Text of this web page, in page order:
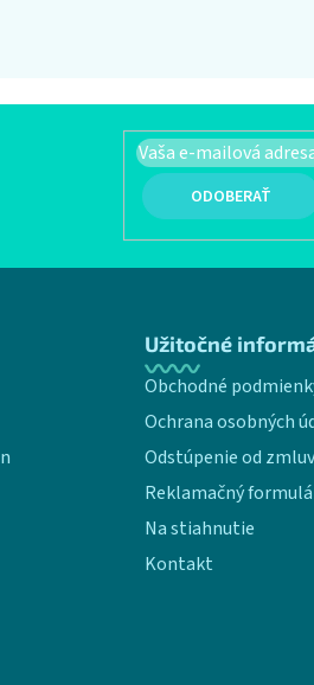
Užitočné
Obchodné
Ochrana osobných
Odstúpenie od
Reklamačný
Na stiahnutie
Kontakt